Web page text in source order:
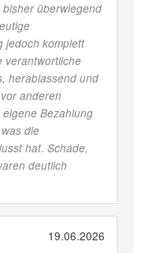
überwiegend
jedoch komplett
verantwortliche
herablassend und
anderen
Bezahlung
die
hat. Schade,
deutlich
19.06.2026